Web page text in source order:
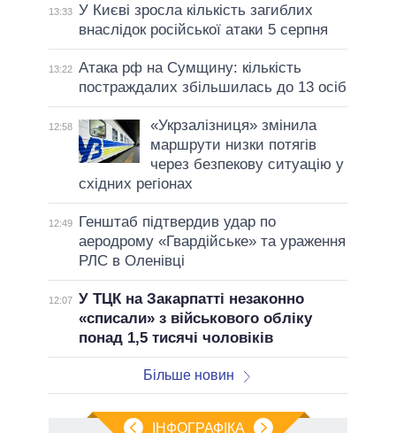
13:33 У Києві зросла кількість загиблих
внаслідок російської атаки 5 серпня
13:22 Атака рф на Сумщину: кількість
постраждалих збільшилась до 13 осіб
12:58
«Укрзалізниця» змінила
маршрути низки потягів
через безпекову ситуацію у
східних регіонах
12:49
Генштаб підтвердив удар по
аеродрому «Гвардійське» та ураження
РЛС в Оленівці
12:07 У ТЦК на Закарпатті незаконно
«списали» з військового обліку
понад 1,5 тисячі чоловіків
Більше новин
ІНФОГРАФІКА